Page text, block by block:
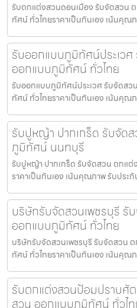
รับตกแต่งสวนดอนเมือง รับจัดสวน
ทัศน์ ทั่วไทยราคาเป็นกันเอง เน้นคุณ
รับออกแบบภูมิทัศน์ประเว
ออกแบบภูมิทัศน์ ทั่วไทย
รับออกแบบภูมิทัศน์ประเวศ รับจัดส
ทัศน์ ทั่วไทยราคาเป็นกันเอง เน้นคุณ
รับปูหญ้า ปากเกร็ด รับจัด
ภูมิทัศน์ นนทบุรี
รับปูหญ้า ปากเกร็ด รับจัดสวน ตกแ
ราคาเป็นกันเอง เน้นคุณภาพ รับปร
บริษัทรับจัดสวนเพชรบุรี รั
ออกแบบภูมิทัศน์ ทั่วไทย
บริษัทรับจัดสวนเพชรบุรี รับจัดสวน
ทัศน์ ทั่วไทยราคาเป็นกันเอง เน้นคุณ
รับตกแต่งสวนป้อมปราบศั
สวน ออกแบบภูมิทัศน์ ทั่วไ